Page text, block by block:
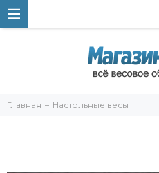
Главная Настольные весы